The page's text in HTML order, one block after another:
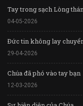
Tay trong sạch Lòng
04-05-2026
Đức tin không lay
29-04-2026
Chúa đã phó vào tay bạn
12-03-2026